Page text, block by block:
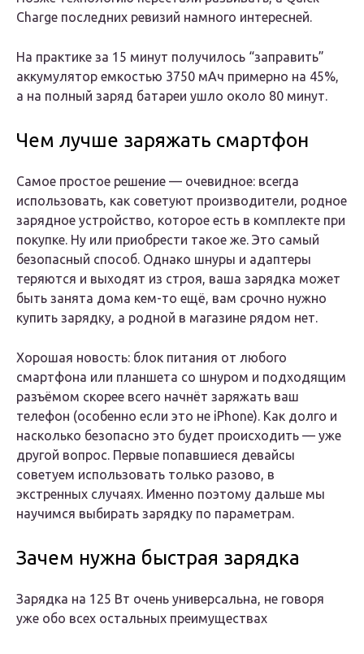
Charge последних ревизий намного интересней.
На практике за 15 минут получилось “заправить”
аккумулятор емкостью 3750 мАч примерно на 45%,
а на полный заряд батареи ушло около 80 минут.
Чем лучше заряжать смартфон
Самое простое решение — очевидное: всегда
использовать, как советуют производители, родное
зарядное устройство, которое есть в комплекте при
покупке. Ну или приобрести такое же. Это самый
безопасный способ. Однако шнуры и адаптеры
теряются и выходят из строя, ваша зарядка может
быть занята дома кем-то ещё, вам срочно нужно
купить зарядку, а родной в магазине рядом нет.
Хорошая новость: блок питания от любого
смартфона или планшета со шнуром и подходящим
разъёмом скорее всего начнёт заряжать ваш
телефон (особенно если это не iPhone). Как долго и
насколько безопасно это будет происходить — уже
другой вопрос. Первые попавшиеся девайсы
советуем использовать только разово, в
экстренных случаях. Именно поэтому дальше мы
научимся выбирать зарядку по параметрам.
Зачем нужна быстрая зарядка
Зарядка на 125 Вт очень универсальна, не говоря
уже обо всех остальных преимуществах